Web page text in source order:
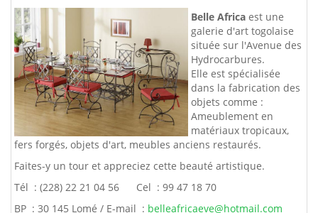
Belle Africaest une
galerie d'art togolaise
située sur l'Avenue des
Hydrocarbures.
Elle est spécialisée
dans la fabrication des
objets comme :
Ameublement en
matériaux tropicaux,
fers forgés, objets d'art, meubles anciens restaurés.
Faites-y un tour et appreciez cette beauté artistique.
Tél : (228) 22 21 04 56 Cel : 99 47 18 70
BP : 30 145 Lomé / E-mail : belleafricaeve@hotmail.com